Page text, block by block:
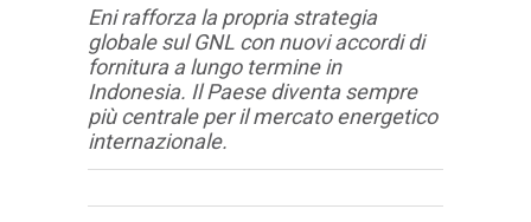
Eni rafforza la propria strategia
globale sul GNL con nuovi accordi di
fornitura a lungo termine in
Indonesia. Il Paese diventa sempre
più centrale per il mercato energetico
internazionale.
Articolo
Testo articolo principale